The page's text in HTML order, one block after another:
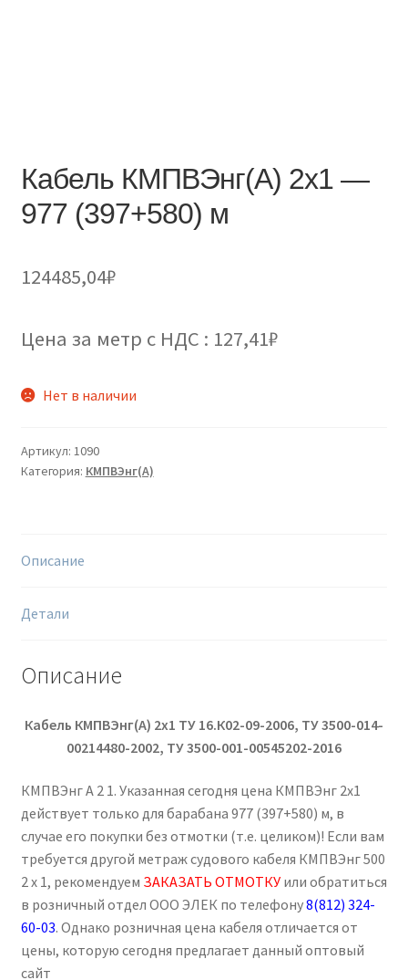
Кабель КМПВЭнг(А) 2х1 —
977 (397+580) м
124485,04₽
Цена за метр с НДС : 127,41₽
Нет в наличии
Артикул: 1090
Категория: КМПВЭнг(А)
Описание
Детали
Описание
Кабель КМПВЭнг(А) 2х1 ТУ 16.К02-09-2006, ТУ 3500-014-
00214480-2002, ТУ 3500-001-00545202-2016
КМПВЭнг А 2 1. Указанная сегодня цена КМПВЭнг 2х1
действует только для барабана 977 (397+580) м, в
случае его покупки без отмотки (т.е. целиком)! Если вам
требуется другой метраж судового кабеля КМПВЭнг 500
2 х 1, рекомендуем ЗАКАЗАТЬ ОТМОТКУ или обратиться
в розничный отдел ООО ЭЛЕК по телефону8(812) 324-
60-03. Однако розничная цена кабеля отличается от
цены, которую сегодня предлагает данный оптовый
сайт